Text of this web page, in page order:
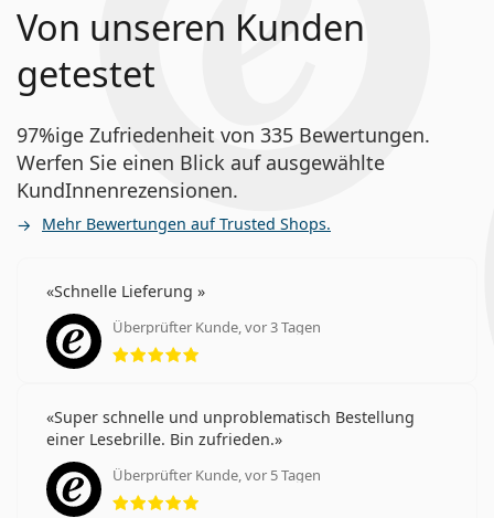
Von unseren Kunden
getestet
97%ige Zufriedenheit von 335 Bewertungen.
Werfen Sie einen Blick auf ausgewählte
KundInnenrezensionen.
Mehr Bewertungen auf Trusted Shops.
Schnelle Lieferung
Überprüfter Kunde, vor 3 Tagen
Bewertung 5 aus 5
Super schnelle und unproblematisch Bestellung
einer Lesebrille. Bin zufrieden.
Überprüfter Kunde, vor 5 Tagen
Bewertung 5 aus 5